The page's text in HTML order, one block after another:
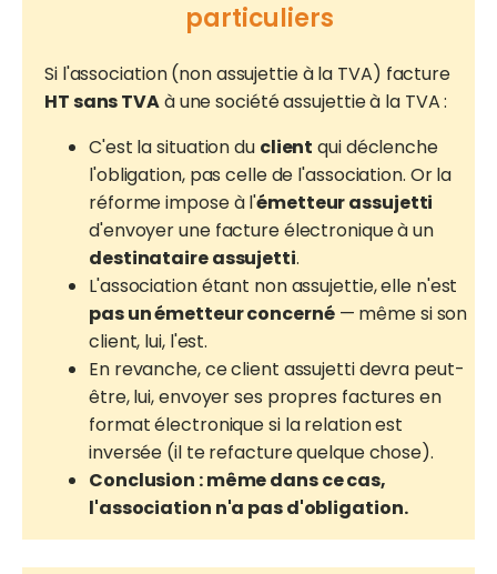
particuliers
Si l'association (non assujettie à la TVA) facture
HT sans TVAà une société assujettie à la TVA :
C'est la situation du client qui déclenche
l'obligation, pas celle de l'association. Or la
réforme impose à l'émetteur assujetti
d'envoyer une facture électronique à un
destinataire assujetti.
L'association étant non assujettie, elle n'est
pas un émetteur concerné— même si son
client, lui, l'est.
En revanche, ce client assujetti devra peut-
être, lui, envoyer ses propres factures en
format électronique si la relation est
inversée (il te refacture quelque chose).
Conclusion : même dans ce cas,
l'association n'a pas d'obligation.